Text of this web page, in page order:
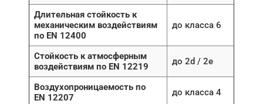
Длительная стойкость к
механическим воздействиям
по EN 12400
до класса 6
Стойкость к атмосферным
воздействиям по EN 12219
до 2d / 2e
Воздухопроницаемость по
EN 12207
до класса 4